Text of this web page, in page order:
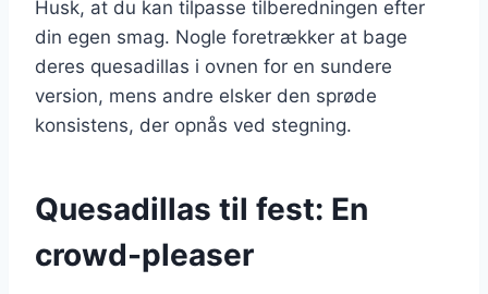
Husk, at du kan tilpasse tilberedningen efter
din egen smag. Nogle foretrækker at bage
deres quesadillas i ovnen for en sundere
version, mens andre elsker den sprøde
konsistens, der opnås ved stegning.
Quesadillas til fest: En
crowd-pleaser